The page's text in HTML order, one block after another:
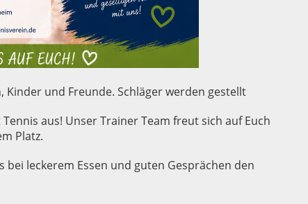
Kinder und Freunde. Schläger werden gestellt
aus! Unser Trainer Team freut sich auf Euch
Platz.
bei leckerem Essen und guten Gesprächen den